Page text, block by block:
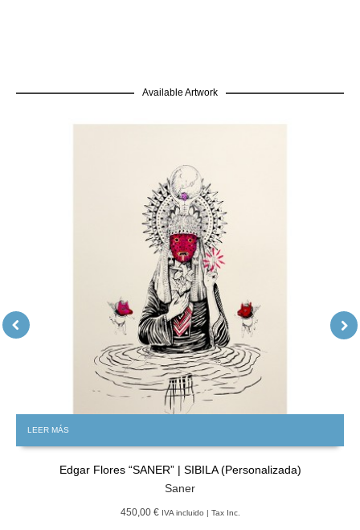
Available Artwork
LEER MÁS
Edgar Flores “SANER” | SIBILA (Personalizada)
Saner
450,00 € IVA incluido | Tax Inc.